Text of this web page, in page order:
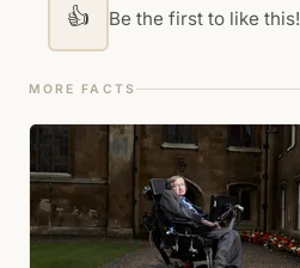
👍 Be the first to like this!
MORE FACTS